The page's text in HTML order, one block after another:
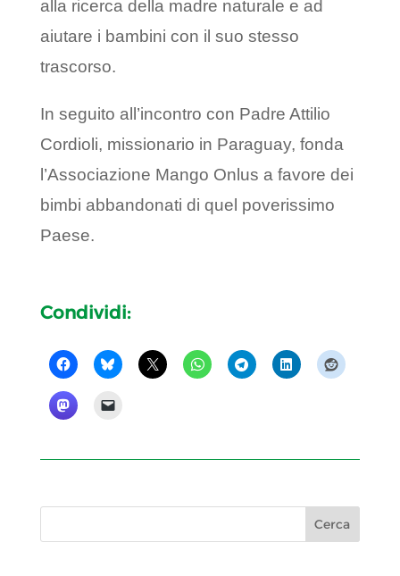
alla ricerca della madre naturale e ad
aiutare i bambini con il suo stesso
trascorso.
In seguito all’incontro con Padre Attilio
Cordioli, missionario in Paraguay, fonda
l’Associazione Mango Onlus a favore dei
bimbi abbandonati di quel poverissimo
Paese.
Condividi: